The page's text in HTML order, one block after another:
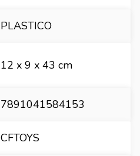
PLASTICO
12 x 9 x 43 cm
7891041584153
CFTOYS